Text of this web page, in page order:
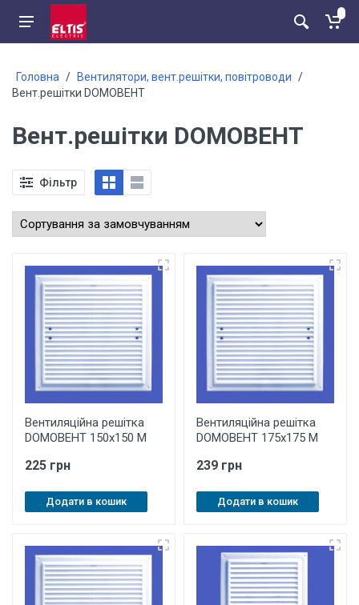
Головна / Вентилятори, вент.решітки, повітроводи /
Вент.решітки DOMOВЕНТ
Вент.решітки DOMOВЕНТ
Фільтр
Вентиляційна решітка
DOMOВЕНТ 150х150 М
225 грн
Додати в кошик
Вентиляційна решітка
DOMOВЕНТ 175х175 М
239 грн
Додати в кошик